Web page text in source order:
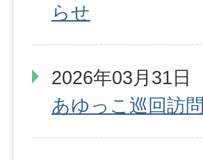
らせ
2026年03月31日
あゆっこ巡回訪問